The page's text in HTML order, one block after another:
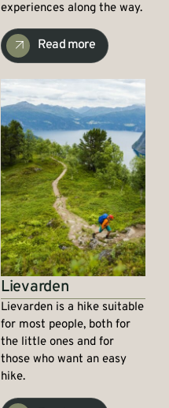
experiences along the way.
Read more
Lievarden
Lievarden is a hike suitable
for most people, both for
the little ones and for
those who want an easy
hike.